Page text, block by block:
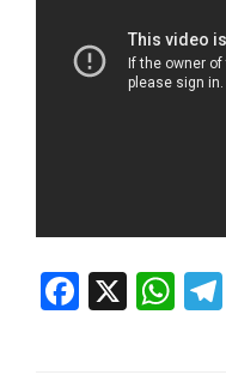
F
X
W